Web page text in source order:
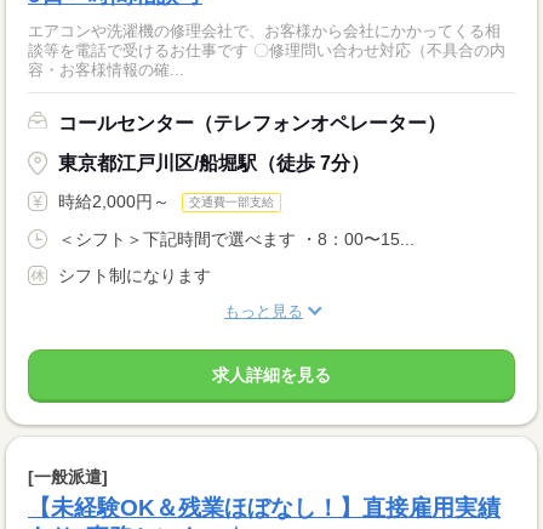
エアコンや洗濯機の修理会社で、お客様から会社にかかってくる相
談等を電話で受けるお仕事です 〇修理問い合わせ対応（不具合の内
容・お客様情報の確...
コールセンター（テレフォンオペレーター）
東京都江戸川区/船堀駅（徒歩 7分）
時給2,000円～ 交通費一部支給
＜シフト＞下記時間で選べます ・8：00〜15...
シフト制になります
もっと見る
求人詳細を見る
[一般派遣]
【未経験OK＆残業ほぼなし！】直接雇用実績